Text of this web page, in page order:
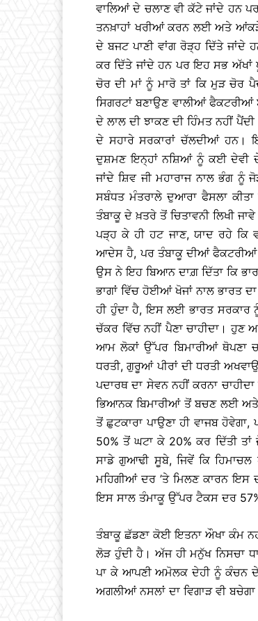
ਵਾਲਿਆਂ ਦੇ ਚਲਾਣ ਵੀ ਕੱਟੇ ਜਾਂਦੇ ਹਨ
ਤਨਖ਼ਾਹਾਂ ਖਰੀਆਂ ਕਰਨ ਲਈ ਅਤੇ
ਦੇ ਬਜਟ ਪਾਣੀ ਵਾਂਗ ਰੋੜ੍ਹ ਦਿੱਤੇ ਜਾਂਦੇ
ਕਰ ਦਿੱਤੇ ਜਾਂਦੇ ਹਨ ਪਰ ਇਹ ਸਭ ਅੱਖਾਂ
ਚੋਰ ਦੀ ਮਾਂ ਨੂੰ ਮਾਰੋ ਤਾਂ ਕਿ ਮੁੜ ਚੋਰ
ਸਿਗਰਟਾਂ ਬਣਾਉਣ ਵਾਲੀਆਂ
ਦੇ ਲਾਲ ਦੀ ਝਾਕਣ ਦੀ ਹਿੰਮਤ ਨਹੀਂ
ਦੇ ਸਹਾਰੇ ਸਰਕਾਰਾਂ ਚੱਲਦੀਆਂ ਹਨ।
ਦੁਸ਼ਮਣ ਇਨ੍ਹਾਂ ਨਸ਼ਿਆਂ ਨੂੰ ਕਈ ਦੇਵੀ
ਜਾਂਦੇ ਸ਼ਿਵ ਜੀ ਮਹਾਰਾਜ ਨਾਲ ਭੰਗ ਨੂੰ
ਸਬੰਧਤ ਮੰਤਰਾਲੇ ਦੁਆਰਾ ਫੈਸਲਾ
ਤੰਬਾਕੂ ਦੇ ਖ਼ਤਰੇ ਤੋਂ ਚਿਤਾਵਨੀ ਲਿਖੀ
ਪੜ੍ਹ ਕੇ ਹੀ ਹਟ ਜਾਣ, ਯਾਦ ਰਹੇ ਕਿ
ਆਦੇਸ ਹੈ, ਪਰ ਤੰਬਾਕੂ ਦੀਆਂ ਫੈਕਟਰੀਆਂ
ਉਸ ਨੇ ਇਹ ਬਿਆਨ ਦਾਗ਼ ਦਿੱਤਾ ਕਿ
ਭਾਗਾਂ ਵਿੱਚ ਹੋਈਆਂ ਖੋਜਾਂ ਨਾਲ ਭਾਰਤ
ਹੀ ਹੁੰਦਾ ਹੈ, ਇਸ ਲਈ ਭਾਰਤ ਸਰਕਾਰ
ਚੱਕਰ ਵਿੱਚ ਨਹੀਂ ਪੈਣਾ ਚਾਹੀਦਾ। ਹੁਣ
ਆਮ ਲੋਕਾਂ ਉੱਪਰ ਬਿਮਾਰੀਆਂ ਥੋਪਣਾ
ਧਰਤੀ, ਗੁਰੂਆਂ ਪੀਰਾਂ ਦੀ ਧਰਤੀ
ਪਦਾਰਥ ਦਾ ਸੇਵਨ ਨਹੀਂ ਕਰਨਾ
ਭਿਆਨਕ ਬਿਮਾਰੀਆਂ ਤੋਂ ਬਚਣ ਲਈ
ਤੋਂ ਛੁਟਕਾਰਾ ਪਾਉਣਾ ਹੀ ਵਾਜਬ
50% ਤੋਂ ਘਟਾ ਕੇ 20% ਕਰ ਦਿੱਤੀ
ਸਾਡੇ ਗੁਆਢੀ ਸੂਬੇ, ਜਿਵੇਂ ਕਿ
ਮਹਿਗੀਆਂ ਦਰ ’ਤੇ ਮਿਲਣ ਕਾਰਨ ਇਸ
ਇਸ ਸਾਲ ਤੰਮਾਕੂ ਉੱਪਰ ਟੈਕਸ ਦਰ
ਤੰਬਾਕੂ ਛੱਡਣਾ ਕੋਈ ਇਤਨਾ ਔਖਾ ਕੰਮ
ਲੋੜ ਹੁੰਦੀ ਹੈ। ਅੱਜ ਹੀ ਮਨੁੱਖ ਨਿਸਚਾ
ਪਾ ਕੇ ਆਪਣੀ ਅਮੋਲਕ ਦੇਹੀ ਨੂੰ ਕੰਚਨ
ਅਗਲੀਆਂ ਨਸਲਾਂ ਦਾ ਵਿਗਾੜ ਵੀ ਬਚੇਗਾ